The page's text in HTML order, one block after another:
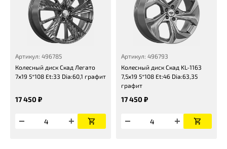
Артикул: 496785
Колесный диск Скад Легато
7x19 5*108 Et:33 Dia:60,1 графит
17 450 ₽
Артикул: 496793
Колесный диск Скад KL-1163
7,5x19 5*108 Et:46 Dia:63,35
графит
17 450 ₽